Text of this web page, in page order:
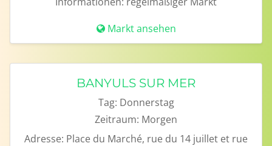
Markt ansehen
BANYULS SUR MER
Tag: Donnerstag
Zeitraum: Morgen
Adresse: Place du Marché, rue du 14 juillet et rue